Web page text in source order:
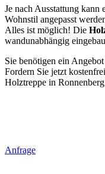
Je nach Ausstattung kann
Wohnstil angepasst
Alles ist möglich! Die
wandunabhängig
Sie benötigen ein
Fordern Sie jetzt
Holztreppe in
Anfrage